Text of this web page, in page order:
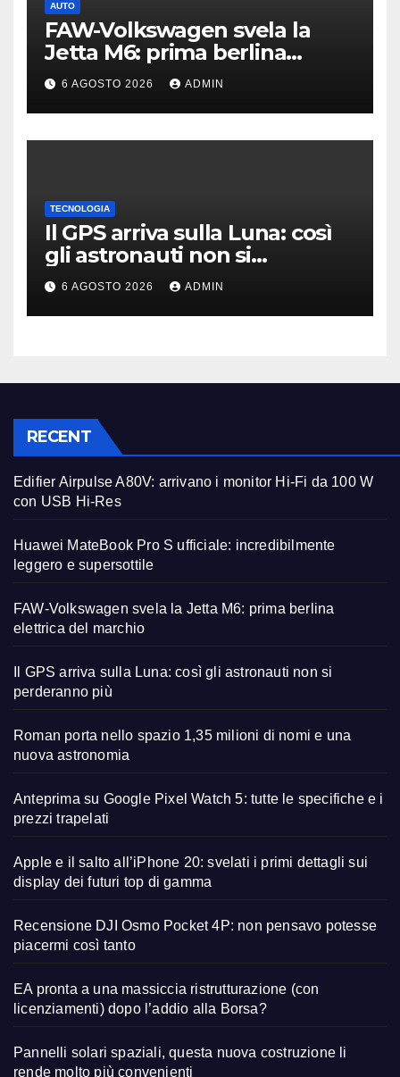
AUTO
FAW-Volkswagen svela la
Jetta M6: prima berlina
elettrica del marchio
6 AGOSTO 2026 ADMIN
TECNOLOGIA
Il GPS arriva sulla Luna: così
gli astronauti non si
perderanno più
6 AGOSTO 2026 ADMIN
RECENT
Edifier Airpulse A80V: arrivano i monitor Hi-Fi da 100 W
con USB Hi-Res
Huawei MateBook Pro S ufficiale: incredibilmente
leggero e supersottile
FAW-Volkswagen svela la Jetta M6: prima berlina
elettrica del marchio
Il GPS arriva sulla Luna: così gli astronauti non si
perderanno più
Roman porta nello spazio 1,35 milioni di nomi e una
nuova astronomia
Anteprima su Google Pixel Watch 5: tutte le specifiche e i
prezzi trapelati
Apple e il salto all’iPhone 20: svelati i primi dettagli sui
display dei futuri top di gamma
Recensione DJI Osmo Pocket 4P: non pensavo potesse
piacermi così tanto
EA pronta a una massiccia ristrutturazione (con
licenziamenti) dopo l’addio alla Borsa?
Pannelli solari spaziali, questa nuova costruzione li
rende molto più convenienti